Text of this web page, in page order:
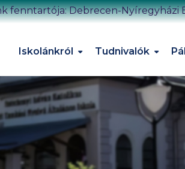
fenntartója: Debrecen-Nyíregyházi
Iskolánkról Tudnivalók